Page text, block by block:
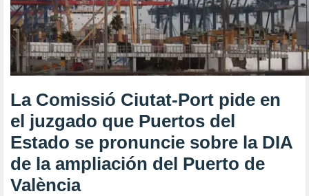
La Comissió Ciutat-Port pide en
el juzgado que Puertos del
Estado se pronuncie sobre la DIA
de la ampliación del Puerto de
València